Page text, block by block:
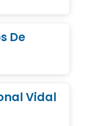
De
Vidal